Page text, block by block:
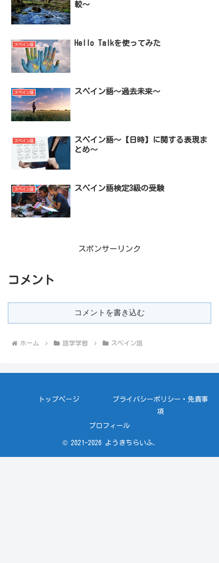
較〜
スペイン語 Hello Talkを使ってみた
スペイン語 スペイン語～過去未来～
スペイン語
スペイン語～【日時】に関する表現ま
とめ～
スペイン語 スペイン語検定3級の受験
スポンサーリンク
コメント
コメントを書き込む
ホーム 語学学習 スペイン語
トップページ
プライバシーポリシー・免責事
項
プロフィール
© 2021-2026 ようきちらいふ.